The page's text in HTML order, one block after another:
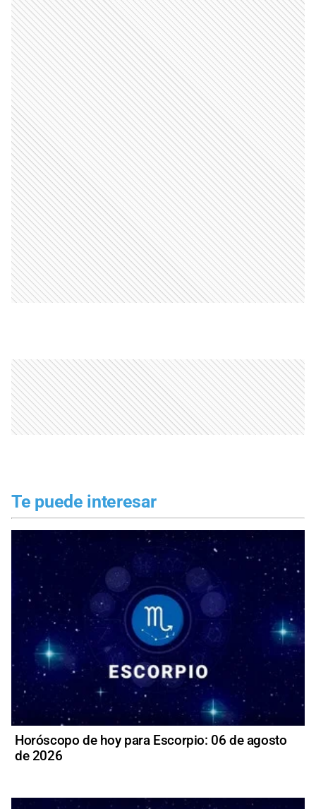
Te puede interesar
Horóscopo de hoy para Escorpio: 06 de agosto
de 2026